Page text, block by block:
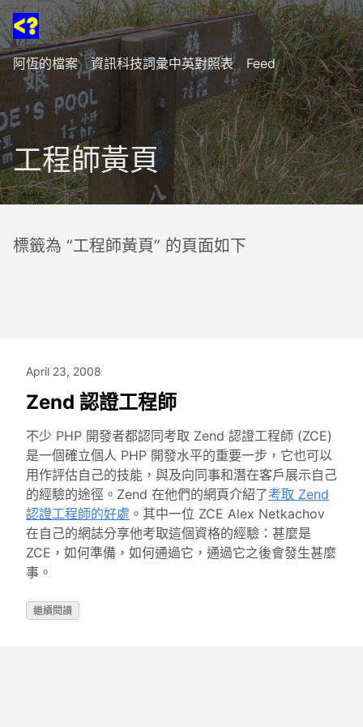
阿恆的檔案 資訊科技詞彙中英對照表 Feed
工程師黃頁
標籤為 “工程師黃頁” 的頁面如下
April 23, 2008
Zend 認證工程師
不少 PHP 開發者都認同考取 Zend 認證工程師 (ZCE)
是一個確立個人 PHP 開發水平的重要一步，它也可以
用作評估自己的技能，與及向同事和潛在客戶展示自己
的經驗的途徑。Zend 在他們的網頁介紹了考取 Zend
認證工程師的好處 。其中一位 ZCE Alex Netkachov
在自己的網誌分享他考取這個資格的經驗：甚麼是
ZCE，如何準備，如何通過它，通過它之後會發生甚麼
事。
繼續閱讀